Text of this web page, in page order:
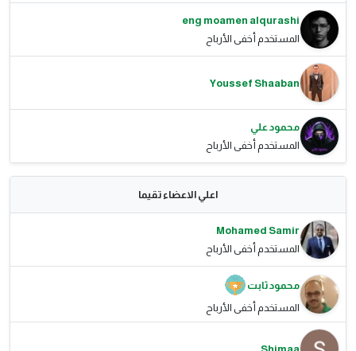
eng moamen alqurashi
المستخدم أخفى الأرباح
Youssef Shaaban
محمود علي
المستخدم أخفى الأرباح
اعلي الاعضاء تقيما
Mohamed Samir
المستخدم أخفى الأرباح
محمود ثابت
المستخدم أخفى الأرباح
Shimaa